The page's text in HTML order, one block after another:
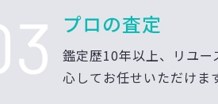
プロの査定
鑑定歴10年以上、リユ
心してお任せいただけま